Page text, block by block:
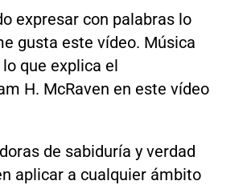
expresar con palabras lo
gusta este vídeo. Música
que explica el
H. McRaven en este vídeo
de sabiduría y verdad
aplicar a cualquier ámbito